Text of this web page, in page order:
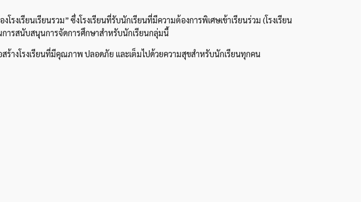
รียนเรียนรวม” ซึ่งโรงเรียนที่รับนักเรียนที่มีความต้องการพิเศษเข้าเรียนร่วม (โรงเรียน
การสนับสนุนการจัดการศึกษาสำหรับนักเรียนกลุ่มนี้
างโรงเรียนที่มีคุณภาพ ปลอดภัย และเต็มไปด้วยความสุขสำหรับนักเรียนทุกคน